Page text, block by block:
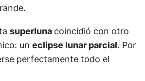
superluna coincidió con otro
un eclipse lunar parcial. Por
perfectamente todo el